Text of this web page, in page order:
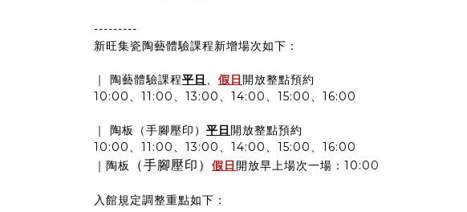
---------
新旺集瓷陶藝體驗課程新增場次如下：
｜ 陶藝體驗課程平日 、 假日開放整點預約
10:00、11:00、13:00、14:00、15:00、16:00
｜ 陶板（手腳壓印） 平日開放整點預約
10:00、11:00、13:00、14:00、15:00、16:00
｜陶板
（手腳壓印） 假日開放早上場次一場：10:00
入館規定調整重點如下：